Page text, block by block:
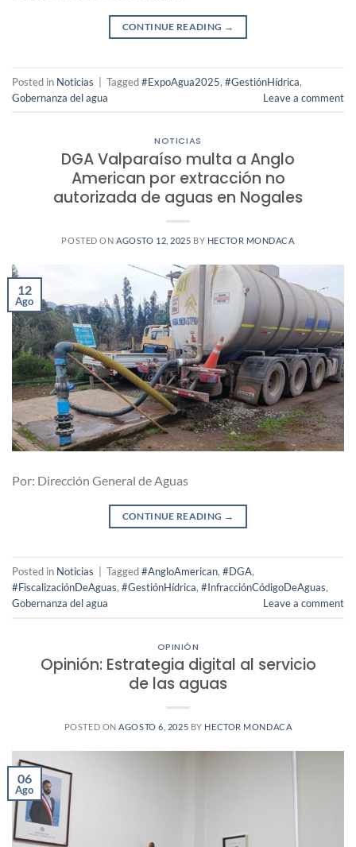
CONTINUE READING →
Posted in Noticias Tagged#ExpoAgua2025, #GestiónHídrica,
Gobernanza del agua
Leave a comment
NOTICIAS
DGA Valparaíso multa a Anglo
American por extracción no
autorizada de aguas en Nogales
POSTED ONAGOSTO 12, 2025 BY HECTOR MONDACA
12
Ago
Por: Dirección General de Aguas
CONTINUE READING →
Posted in Noticias Tagged#AngloAmerican, #DGA,
#FiscalizaciónDeAguas, #GestiónHídrica, #InfracciónCódigoDeAguas,
Gobernanza del agua
Leave a comment
OPINIÓN
Opinión: Estrategia digital al servicio
de las aguas
POSTED ONAGOSTO 6, 2025 BY HECTOR MONDACA
06
Ago